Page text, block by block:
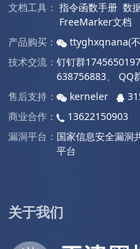
文档工具： 指令函数手册 数
FreeMarker文档
产品购买：
ttyghxqnana(
技术交流： 钉钉群
638756883、 QQ
售后支持：
kerneler
商业合作：
13622150903
漏洞平台： 国家信息安全漏洞
平台
关于我们